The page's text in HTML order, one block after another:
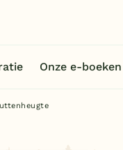
Onze e-boeken